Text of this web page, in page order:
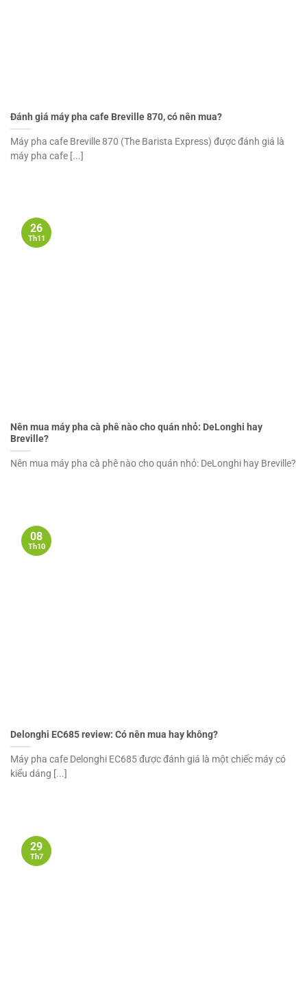
Đánh giá máy pha cafe Breville 870, có nên mua?
Máy pha cafe Breville 870 (The Barista Express) được đánh giá là
máy pha cafe [...]
Nên mua máy pha cà phê nào cho quán nhỏ: DeLonghi hay
Breville?
Nên mua máy pha cà phê nào cho quán nhỏ: DeLonghi hay Breville?
26
Th11
Delonghi EC685 review: Có nên mua hay không?
Máy pha cafe Delonghi EC685 được đánh giá là một chiếc máy có
kiểu dáng [...]
08
Th10
29
Th7